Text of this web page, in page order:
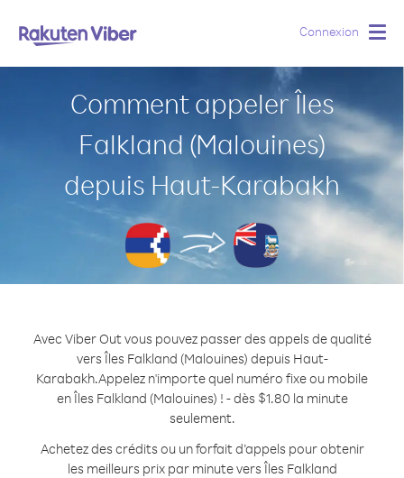
Connexion
Comment appeler Îles
Falkland (Malouines)
depuis Haut-Karabakh
Avec Viber Out vous pouvez passer des appels de qualité
vers Îles Falkland (Malouines) depuis Haut-
Karabakh.Appelez n'importe quel numéro fixe ou mobile
en Îles Falkland (Malouines) ! - dès $1.80 la minute
seulement.
Achetez des crédits ou un forfait d’appels pour obtenir
les meilleurs prix par minute vers Îles Falkland